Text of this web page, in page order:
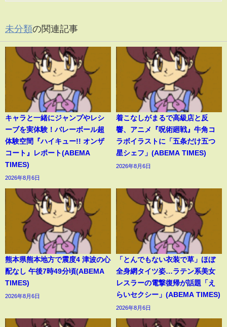
未分類の関連記事
キャラと一緒にジャンプやレシ
ーブを実体験！バレーボール超
体験空間『ハイキュー!! オンザ
コート』レポート(ABEMA
TIMES)
2026年8月6日
着こなしがまるで高級店と反
響、アニメ『呪術廻戦』牛角コ
ラボイラストに「五条だけ五つ
星シェフ」(ABEMA TIMES)
2026年8月6日
熊本県熊本地方で震度4 津波の心
配なし 午後7時49分頃(ABEMA
TIMES)
2026年8月6日
「とんでもない衣装で草」ほぼ
全身網タイツ姿…ラテン系美女
レスラーの電撃復帰が話題「え
らいセクシー」(ABEMA TIMES)
2026年8月6日